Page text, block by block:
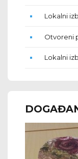
Lokalni
Otvoreni
Lokalni